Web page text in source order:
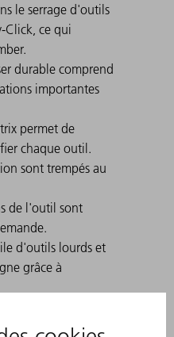
le serrage d'outils
Click, ce qui
durable comprend
importantes
permet de
chaque outil.
sont trempés au
de l'outil sont
d'outils lourds et
grâce à
prononcé